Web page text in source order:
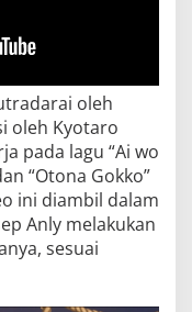
oleh
oleh Kyotaro
pada lagu “Ai wo
“Otona Gokko”
ini diambil dalam
Anly melakukan
sesuai